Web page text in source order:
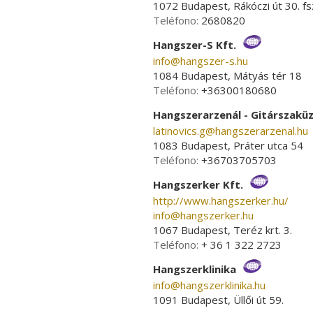
1072 Budapest, Rákóczi út 30.
Teléfono: 2680820
Hangszer-S Kft.
info­@­hangszer-s.hu
1084 Budapest, Mátyás tér 18
Teléfono: +36300180680
Hangszerarzenál -
latinovics.g­@­hangszerarzenal.hu
1083 Budapest, Práter utca 54
Teléfono: +36703705703
Hangszerker Kft.
http://www.hangszerker.hu/
info­@­hangszerker.hu
1067 Budapest, Teréz krt. 3.
Teléfono: + 36 1 322 2723
Hangszerklinika
info­@­hangszerklinika.hu
1091 Budapest, Üllői út 59.